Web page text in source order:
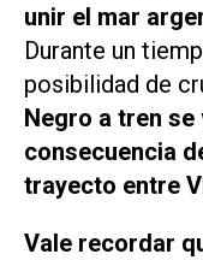
unir el mar
Durante un
posibilidad de
Negro a tren
consecuencia
trayecto entre
Vale recordar